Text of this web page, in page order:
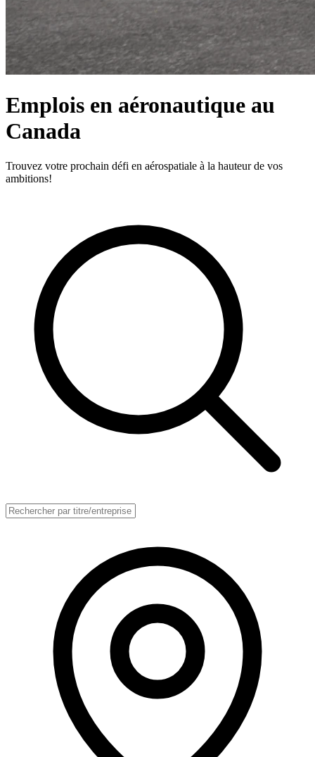
Emplois en aéronautique au
Canada
Trouvez votre prochain défi en aérospatiale à la hauteur de vos
ambitions!